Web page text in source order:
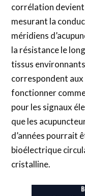
corrélation
mesurant la
méridiens
la résistance le
tissus
correspondent
fonctionner
pour les signaux
que les
d’années pourrait
bioélectrique
cristalline.